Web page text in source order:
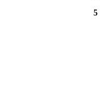
3
2
3
5